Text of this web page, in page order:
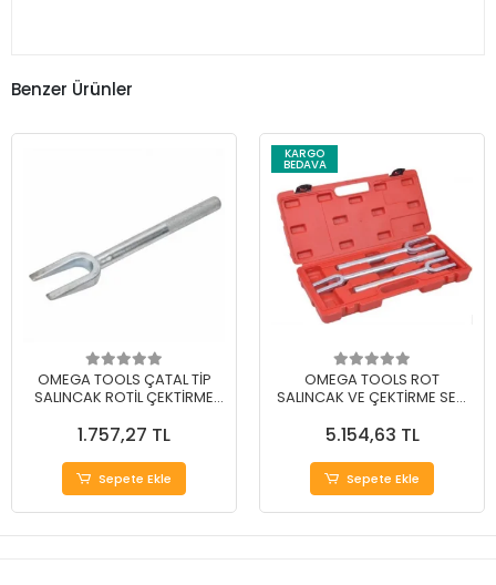
Benzer Ürünler
OMEGA TOOLS ÇATAL TİP
SALINCAK ROTİL ÇEKTİRME
1.757,27 TL
Sepete Ekle
KARGO
BEDAVA
OMEGA TOOLS ROT
SALINCAK VE ÇEKTİRME SETİ
5.154,63 TL
Sepete Ekle